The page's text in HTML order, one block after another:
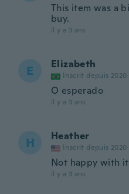
This item was a
buy.
il y a 3 ans
E Elizabeth
Inscrit depuis 2020
O esperado
il y a 3 ans
H Heather
Inscrit depuis 2020
Not happy with
il y a 3 ans